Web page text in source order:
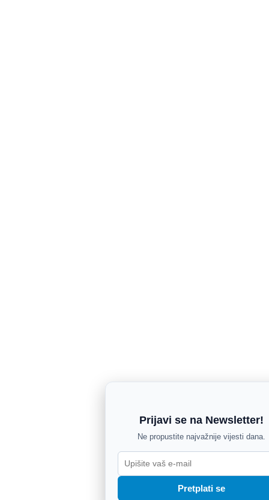
Prijavi se na Newsletter!
Ne propustite najvažnije vijesti dana.
Pretplati se